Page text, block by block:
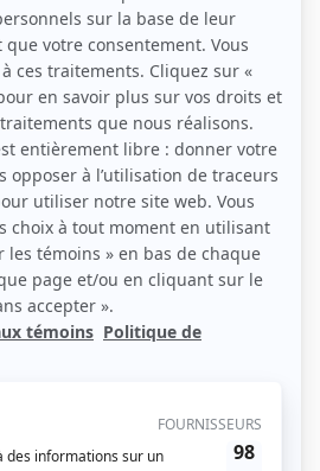
-->
dès qu'il y aura une offre promo
INSCRIVEZ-VOUS
accessible, planant
mystérieuses. La formation mise
avec les tendances progressives
mélodique. Une sonorité